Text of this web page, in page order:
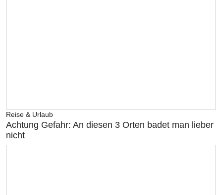
Reise & Urlaub
Achtung Gefahr: An diesen 3 Orten badet man lieber
nicht